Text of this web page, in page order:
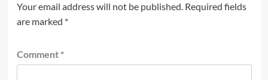
Your email address will not be published. Required fields
are marked *
Comment *